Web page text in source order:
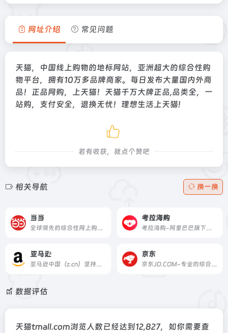
网址介绍 常见问题
天猫，中国线上购物的地标网站，亚洲超大的综合性购
物平台，拥有10万多品牌商家。每日发布大量国内外商
品！正品网购，上天猫！天猫千万大牌正品,品类全，一
站购，支付安全，退换无忧！理想生活上天猫!
若有收获，就点个赞吧
相关导航 换一换
当当
全球领先的综合性网上购物中心。超过100万种商品在线热销！图书、音像、母婴、美妆、家居、数码3C、服装、鞋包等几十大类，正品行货，低至2折，700多城市货到付款，（全场购物满59元免运费。当当网一贯秉承提升顾客体验的承诺，自助退换货便捷又放心）。
考拉海购
考拉海购-阿里巴巴旗下以跨境业务为主的会员电商，主打官方自营，全球直采的模式，为会员精选全球品质好货，保证极致性价比，全方位服务黑卡会员。
亚马逊
亚马逊中国（z.cn）坚持“以客户为中心”的理念，秉承“天天低价，正品行货”信念，销售图书、电脑、数码家电、母婴百货、服饰箱包等上千万种产品。亚马逊中国提供专业服务：正品行货天天低价，机打发票全国联保。货到付款，30天内可退换货。亚马逊为中国消费者提供便利、快捷的网购体验。
京东
京东JD.COM-专业的综合网上购物商城,销售家电、数码通讯、电脑、家居百货、服装服饰、母婴、图书、食品等数万个品牌优质商品.便捷、诚信的服务，为您提供愉悦的网上购物体验!
数据评估
天猫tmall.com浏览人数已经达到12,827，如你需要查